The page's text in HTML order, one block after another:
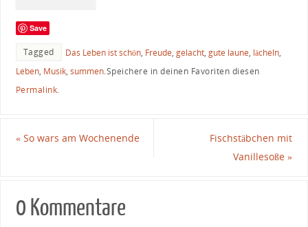
Save
Tagged Das Leben ist schön, Freude, gelacht, gute laune, lächeln,
Leben, Musik, summen.Speichere in deinen Favoriten diesen
Permalink.
«So wars am Wochenende
Fischstäbchen mit
Vanillesoße»
0 Kommentare